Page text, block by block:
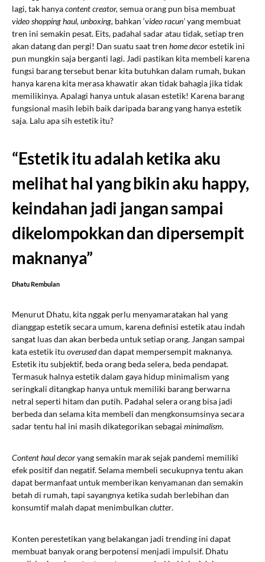
lagi, tak hanyacontent creator, semua orang pun bisa membuat
video shopping haul, unboxing, bahkan ‘video racun’yang membuat
tren ini semakin pesat. Eits, padahal sadar atau tidak, setiap tren
akan datang dan pergi! Dan suatu saat tren home decorestetik ini
pun mungkin saja berganti lagi. Jadi pastikan kita membeli karena
fungsi barang tersebut benar kita butuhkan dalam rumah, bukan
hanya karena kita merasa khawatir akan tidak bahagia jika tidak
memilikinya. Apalagi hanya untuk alasan estetik! Karena barang
fungsional masih lebih baik daripada barang yang hanya estetik
saja. Lalu apa sih estetik itu?
“Estetik itu adalah ketika aku
melihat hal yang bikin aku happy,
keindahan jadi jangan sampai
dikelompokkan dan dipersempit
maknanya”
Dhatu Rembulan
Menurut Dhatu, kita nggak perlu menyamaratakan hal yang
dianggap estetik secara umum, karena definisi estetik atau indah
sangat luas dan akan berbeda untuk setiap orang. Jangan sampai
kata estetik itu overuseddan dapat mempersempit maknanya.
Estetik itu subjektif, beda orang beda selera, beda pendapat.
Termasuk halnya estetik dalam gaya hidup minimalism yang
seringkali ditangkap hanya untuk memiliki barang berwarna
netral seperti hitam dan putih. Padahal selera orang bisa jadi
berbeda dan selama kita membeli dan mengkonsumsinya secara
sadar tentu hal ini masih dikategorikan sebagai minimalism.
Content haul decoryang semakin marak sejak pandemi memiliki
efek positif dan negatif. Selama membeli secukupnya tentu akan
dapat bermanfaat untuk memberikan kenyamanan dan semakin
betah di rumah, tapi sayangnya ketika sudah berlebihan dan
konsumtif malah dapat menimbulkan clutter.
Konten perestetikan yang belakangan jadi trending ini dapat
membuat banyak orang berpotensi menjadi impulsif. Dhatu